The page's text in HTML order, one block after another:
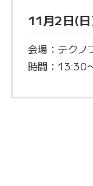
11月2日(
会場：テクノ
時間：13:30